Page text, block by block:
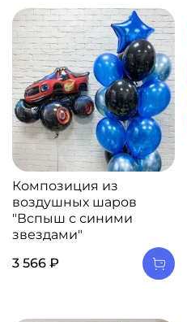
Композиция из
воздушных шаров
"Вспыш с синими
звездами"
3 566 ₽